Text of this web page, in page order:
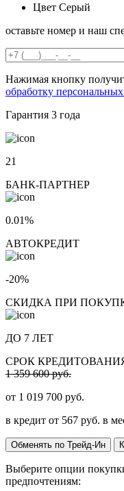
Цвет Серый
оставьте номер и наш
Нажимая кнопку
обработку
Гарантия 3 года
21
БАНК-ПАРТНЕР
0.01%
АВТОКРЕДИТ
-20%
СКИДКА ПРИ
ДО 7 ЛЕТ
СРОК
1 359 600 руб.
от 1 019 700 руб.
в кредит от 567 руб. в
Обменять по Трейд-Ин
Выберите опции
предпочтениям: